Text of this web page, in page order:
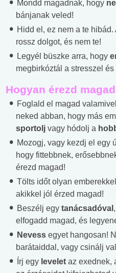
Mondd magadnak, hogy
bánjanak veled!
Hidd el, ez nem a te
rossz dolgot, és nem te!
Legyél büszke arra, hogy
megbirkóztál a stresszel
Hogyan érezd
Foglald el magad
neked abban, hogy más
sportolj vagy hódolj a
Mozogj, vagy kezdj el egy
hogy fittebbnek,
érezd magad!
Tölts időt olyan
akikkel jól érzed magad!
Beszélj egy tanácsadóval
elfogadd magad, és
Nevess egyet hangosan!
barátaiddal, vagy csinálj
Írj egy levelet az exednek,